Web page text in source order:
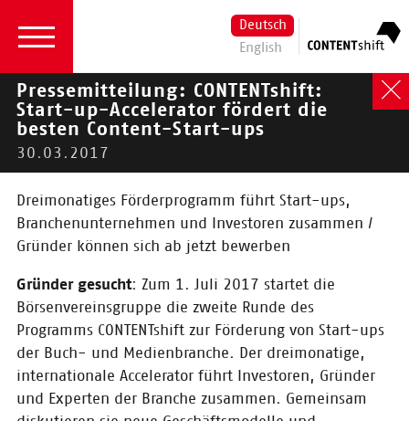
Deutsch
English
Pressemitteilung: CONTENTshift:
Start-up-Accelerator fördert die
besten Content-Start-ups
30.03.2017
Dreimonatiges Förderprogramm führt Start-ups,
Branchenunternehmen und Investoren zusammen /
Gründer können sich ab jetzt bewerben
Gründer gesucht: Zum 1. Juli 2017 startet die
Börsenvereinsgruppe die zweite Runde des
Programms CONTENTshift zur Förderung von Start-ups
der Buch- und Medienbranche. Der dreimonatige,
internationale Accelerator führt Investoren, Gründer
und Experten der Branche zusammen. Gemeinsam
2026 |2024
2017
Aktuelles
Zu Gast bei
Hoffman und
Campe: Einladung
zum Eisbrecher-
Event am 29.
November